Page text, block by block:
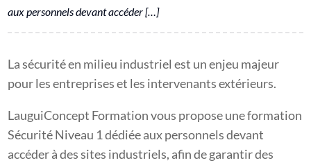
aux personnels devant accéder […]
La sécurité en milieu industriel est un enjeu majeur
pour les entreprises et les intervenants extérieurs.
LauguiConcept Formation vous propose une formation
Sécurité Niveau 1 dédiée aux personnels devant
accéder à des sites industriels, afin de garantir des